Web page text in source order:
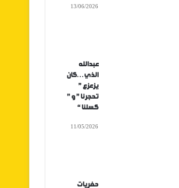
13/06/2026
عبدالله
الذي…كان
يزعزع ”
تحجرنا ” و ”
كسلنا “
11/05/2026
حفريات